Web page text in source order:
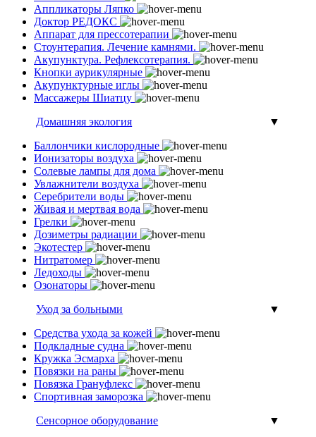
Аппликаторы Ляпко
Доктор РЕДОКС
Аппарат для прессотерапии
Стоунтерапия. Лечение камнями.
Акупунктура. Рефлексотерапия.
Кнопки аурикулярные
Акупунктурные иглы
Массажеры Шиатцу
Домашняя экология
▼
Баллончики кислородные
Ионизаторы воздуха
Солевые лампы для дома
Увлажнители воздуха
Серебрители воды
Живая и мертвая вода
Грелки
Дозиметры радиации
Экотестер
Нитратомер
Ледоходы
Озонаторы
Уход за больными
▼
Средства ухода за кожей
Подкладные судна
Кружка Эсмарха
Повязки на раны
Повязка Грануфлекс
Спортивная заморозка
Сенсорное оборудование
▼